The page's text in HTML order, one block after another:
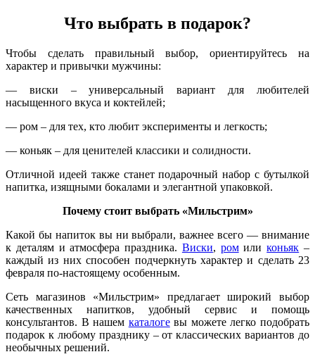
Что выбрать в подарок?
Чтобы сделать правильный выбор, ориентируйтесь на
характер и привычки мужчины:
— виски – универсальный вариант для любителей
насыщенного вкуса и коктейлей;
— ром – для тех, кто любит эксперименты и легкость;
— коньяк – для ценителей классики и солидности.
Отличной идеей также станет подарочный набор с бутылкой
напитка, изящными бокалами и элегантной упаковкой.
Почему стоит выбрать «Мильстрим»
Какой бы напиток вы ни выбрали, важнее всего — внимание
к деталям и атмосфера праздника. Виски, ромиликоньяк –
каждый из них способен подчеркнуть характер и сделать 23
февраля по-настоящему особенным.
Сеть магазинов «Мильстрим» предлагает широкий выбор
качественных напитков, удобный сервис и помощь
консультантов. В нашем каталогевы можете легко подобрать
подарок к любому празднику – от классических вариантов до
необычных решений.